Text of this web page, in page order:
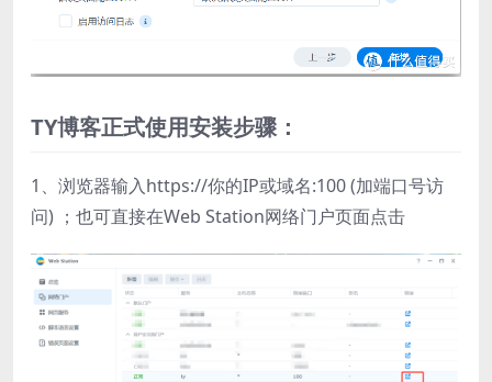
TY博客正式使用安装步骤：
1、浏览器输入https://你的IP或域名:100 (加端口号访
问) ；也可直接在Web Station网络门户页面点击